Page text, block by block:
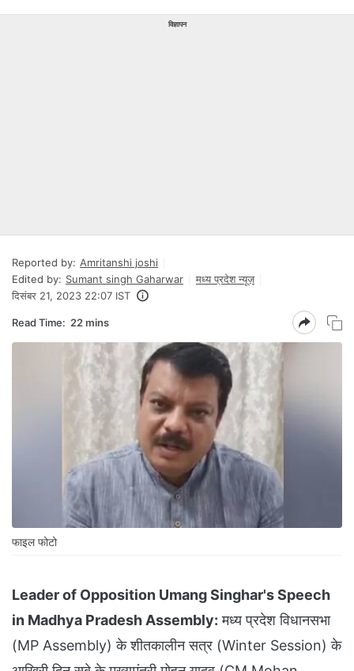
विज्ञापन
Reported by: Amritanshi joshi
Edited by: Sumant singh Gaharwar
मध्य प्रदेश न्यूज़
दिसंबर 21, 2023 22:07 IST
Read Time: 22 mins
फाइल फोटो
Leader of Opposition Umang Singhar's Speech
in Madhya Pradesh Assembly: मध्य प्रदेश विधानसभा
(MP Assembly) के शीतकालीन सत्र (Winter Session) के